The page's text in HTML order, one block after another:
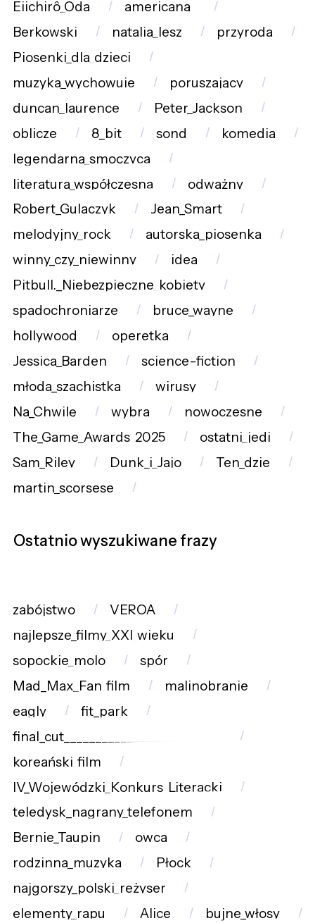
Eiichirô_Oda
americana_
Berkowski
natalia_lesz
przyroda
Piosenki_dla_dzieci
muzyka_wychowuje
poruszający
duncan_laurence
Peter_Jackson
oblicze
8_bit sond
komedia
legendarna_smoczyca
literatura_współczesna
odważny
Robert_Gulaczyk
Jean_Smart
melodyjny_rock
autorska_piosenka
winny_czy_niewinny
idea
Pitbull._Niebezpieczne_kobiety
spadochroniarze
bruce_wayne
hollywood
operetka
Jessica_Barden
science-fiction
młoda_szachistka
wirusy
Na_Chwilę
wybra
nowoczesne
The_Game_Awards_2025
ostatni_jedi
Sam_Riley
Dunk_i_Jajo
Ten_dzie
martin_scorsese
Ostatnio wyszukiwane frazy
zabójstwo
VEROA
najlepsze_filmy_XXI_wieku
sopockie_molo
spór
Mad_Max_Fan_film
malinobranie
eagly
fit_park
final_cut_________________________
koreański_film
IV_Wojewódzki_Konkurs_Literacki
teledysk_nagrany_telefonem
Bernie_Taupin
owca
rodzinna_muzyka
Płock
najgorszy_polski_reżyser
elementy_rapu
Alice
bujne_włosy